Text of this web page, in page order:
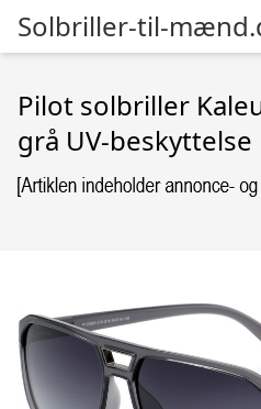
Solbriller-til-
Pilot solbriller
grå UV-beskyttelse